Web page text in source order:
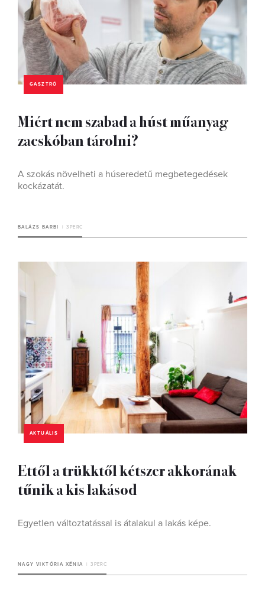
GASZTRÓ
Miért nem szabad a húst műanyag
zacskóban tárolni?
A szokás növelheti a húseredetű megbetegedések
kockázatát.
BALÁZS BARBI 3 PERC
AKTUÁLIS
Ettől a trükktől kétszer akkorának
tűnik a kis lakásod
Egyetlen változtatással is átalakul a lakás képe.
NAGY VIKTÓRIA XÉNIA 3 PERC